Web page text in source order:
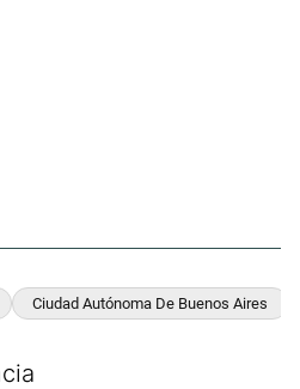
Ciudad Autónoma De Buenos Aires